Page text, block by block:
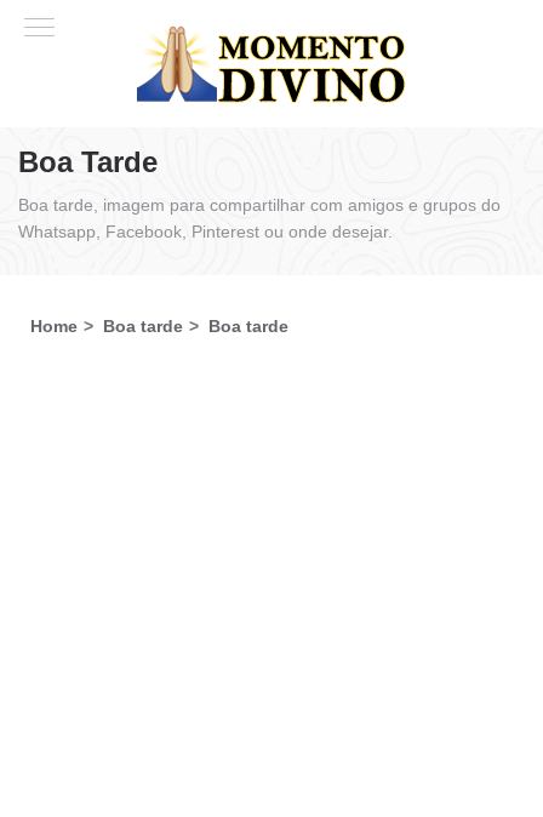
Boa Tarde
Boa tarde, imagem para compartilhar com amigos e grupos do
Whatsapp, Facebook, Pinterest ou onde desejar.
Home Boa tarde Boa tarde